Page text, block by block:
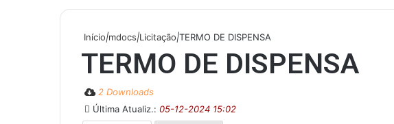
Início|mdocs|Licitação|TERMO DE DISPENSA
TERMO DE DISPENSA
2 Downloads
Última Atualiz.: 05-12-2024 15:02